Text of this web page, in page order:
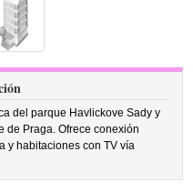
del parque Havlickove Sady y
de Praga. Ofrece conexión
y habitaciones con TV vía